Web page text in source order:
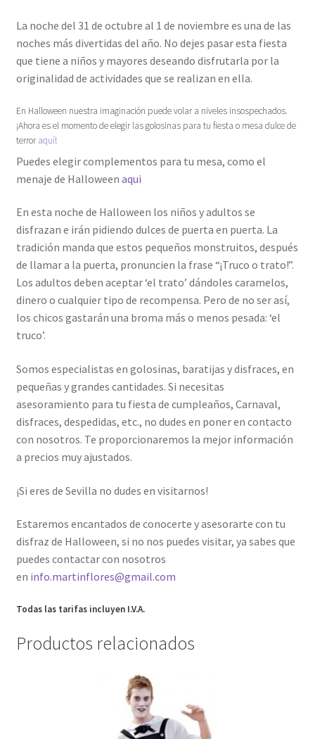
La noche del 31 de octubre al 1 de noviembre es una de las
noches más divertidas del año. No dejes pasar esta fiesta
que tiene a niños y mayores deseando disfrutarla por la
originalidad de actividades que se realizan en ella.
En Halloween nuestra imaginación puede volar a niveles insospechados.
¡Ahora es el momento de elegir las golosinas para tu fiesta o mesa dulce de
terroraquí!
Puedes elegir complementos para tu mesa, como el
menaje de Halloween aqui
En esta noche de Halloween los niños y adultos se
disfrazan e irán pidiendo dulces de puerta en puerta. La
tradición manda que estos pequeños monstruitos, después
de llamar a la puerta, pronuncien la frase “¡Truco o trato!”.
Los adultos deben aceptar ‘el trato’ dándoles caramelos,
dinero o cualquier tipo de recompensa. Pero de no ser así,
los chicos gastarán una broma más o menos pesada: ‘el
truco’.
Somos especialistas en golosinas, baratijas y disfraces, en
pequeñas y grandes cantidades. Si necesitas
asesoramiento para tu fiesta de cumpleaños, Carnaval,
disfraces, despedidas, etc., no dudes en poner en contacto
con nosotros. Te proporcionaremos la mejor información
a precios muy ajustados.
¡Si eres de Sevilla no dudes en visitarnos!
Estaremos encantados de conocerte y asesorarte con tu
disfraz de Halloween, si no nos puedes visitar, ya sabes que
puedes contactar con nosotros
en info.martinflores@gmail.com
Todas las tarifas incluyen I.V.A.
Productos relacionados